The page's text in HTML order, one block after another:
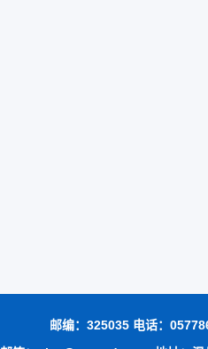
邮编：325035 电话：